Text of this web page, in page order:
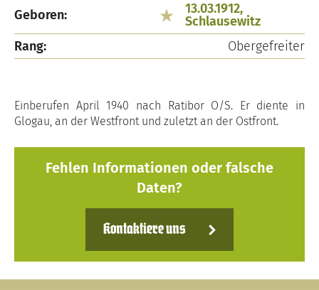
Geboren:
13.03.1912,
Schlausewitz
Rang:
Obergefreiter
Einberufen April 1940 nach Ratibor O/S. Er diente in
Glogau, an der Westfront und zuletzt an der Ostfront.
Fehlen Informationen oder falsche
Daten?
Kontaktiere uns